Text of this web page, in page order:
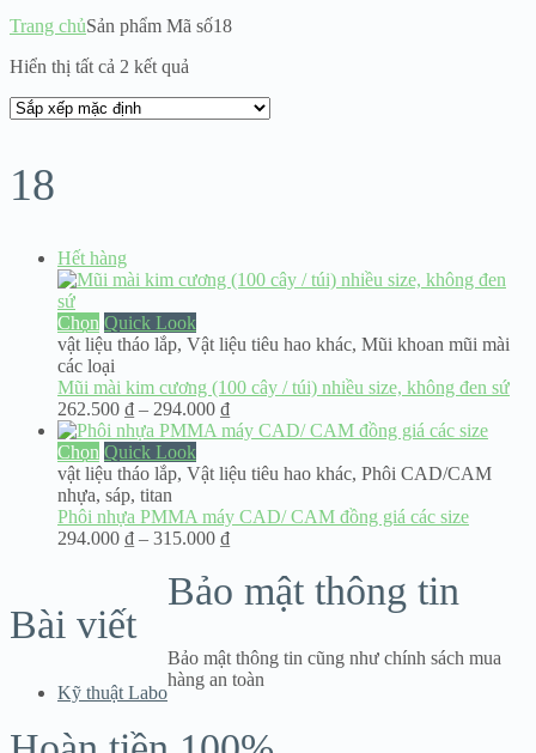
Trang chủSản phẩm Mã số18
Hiển thị tất cả 2 kết quả
18
Hết hàng
Chọn Quick Look
vật liệu tháo lắp, Vật liệu tiêu hao khác, Mũi khoan mũi mài
các loại
Mũi mài kim cương (100 cây / túi) nhiều size, không đen sứ
262.500 ₫ – 294.000 ₫Khoảng
giá:
262.500 ₫
294.000 ₫
Chọn Quick Look
vật liệu tháo lắp, Vật liệu tiêu hao khác, Phôi CAD/CAM
nhựa, sáp, titan
Phôi nhựa PMMA máy CAD/ CAM đồng giá các size
294.000 ₫ – 315.000 ₫Khoảng
294.000 ₫
Bài viết
Kỹ thuật Labo
Bảo mật thông tin
Bảo mật thông tin cũng như chính sách mua
hàng an toàn